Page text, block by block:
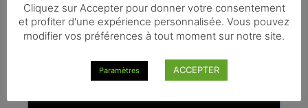
Cliquez sur Accepter pour donner votre consentement
et profiter d'une expérience personnalisée. Vous pouvez
modifier vos préférences à tout moment sur notre site.
Paramètres ACCEPTER